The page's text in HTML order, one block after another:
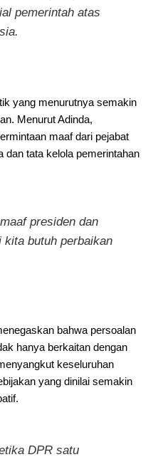
pemerintah atas
yang menurutnya semakin
Menurut Adinda,
maaf dari pejabat
dan tata kelola pemerintahan
presiden dan
kita butuh perbaikan
bahwa persoalan
hanya berkaitan dengan
keseluruhan
yang dinilai semakin
DPR satu